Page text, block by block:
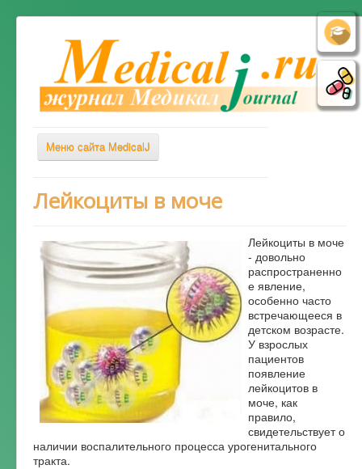
Меню сайта MedicalJ
Весь Медикал
Симптомы
Заболевания
Диагностика
Советы врача
Альтернативная медицина
Форум
Лейкоциты в моче
Лейкоциты в моче
- довольно
распространенно
е явление,
особенно часто
встречающееся в
детском возрасте.
У взрослых
пациентов
появление
лейкоцитов в
моче, как
правило,
свидетельствует о
наличии воспалительного процесса урогенитального
тракта.